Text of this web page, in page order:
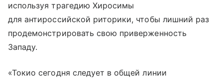
используя трагедию Хиросимы
для антироссийской риторики, чтобы лишний раз
продемонстрировать свою приверженность
Западу.
«Токио сегодня следует в общей линии